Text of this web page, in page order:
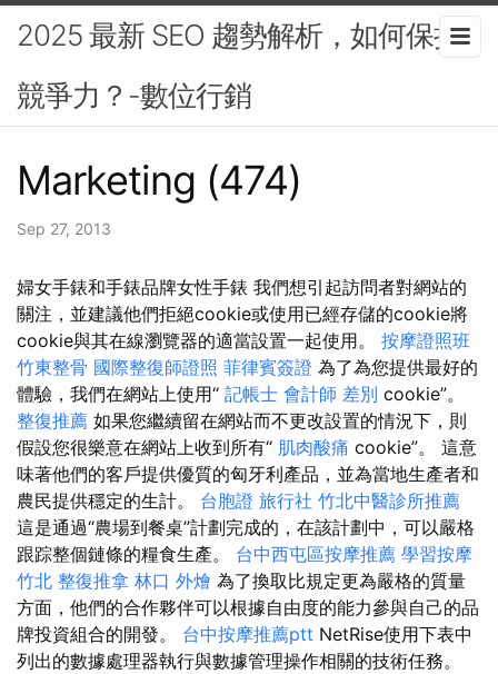
2025 最新 SEO 趨勢解析，如何保持
競爭力？-數位行銷
Marketing (474)
Sep 27, 2013
婦女手錶和手錶品牌女性手錶 我們想引起訪問者對網站的
關注，並建議他們拒絕cookie或使用已經存儲的cookie將
cookie與其在線瀏覽器的適當設置一起使用。 按摩證照班
竹東整骨 國際整復師證照 菲律賓簽證 為了為您提供最好的
體驗，我們在網站上使用“ 記帳士 會計師 差別 cookie”。
整復推薦 如果您繼續留在網站而不更改設置的情況下，則
假設您很樂意在網站上收到所有“ 肌肉酸痛 cookie”。 這意
味著他們的客戶提供優質的匈牙利產品，並為當地生產者和
農民提供穩定的生計。 台胞證 旅行社 竹北中醫診所推薦
這是通過“農場到餐桌”計劃完成的，在該計劃中，可以嚴格
跟踪整個鏈條的糧食生產。 台中西屯區按摩推薦 學習按摩
竹北 整復推拿 林口 外燴 為了換取比規定更為嚴格的質量
方面，他們的合作夥伴可以根據自由度的能力參與自己的品
牌投資組合的開發。 台中按摩推薦ptt NetRise使用下表中
列出的數據處理器執行與數據管理操作相關的技術任務。